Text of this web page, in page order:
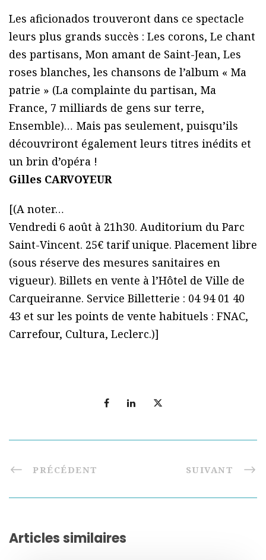
Les aficionados trouveront dans ce spectacle
leurs plus grands succès : Les corons, Le chant
des partisans, Mon amant de Saint-Jean, Les
roses blanches, les chansons de l’album « Ma
patrie » (La complainte du partisan, Ma
France, 7 milliards de gens sur terre,
Ensemble)… Mais pas seulement, puisqu’ils
découvriront également leurs titres inédits et
un brin d’opéra !
Gilles CARVOYEUR
[(A noter…
Vendredi 6 août à 21h30. Auditorium du Parc
Saint-Vincent. 25€ tarif unique. Placement libre
(sous réserve des mesures sanitaires en
vigueur). Billets en vente à l’Hôtel de Ville de
Carqueiranne. Service Billetterie : 04 94 01 40
43 et sur les points de vente habituels : FNAC,
Carrefour, Cultura, Leclerc.)]
PRÉCÉDENT SUIVANT
Articles similaires